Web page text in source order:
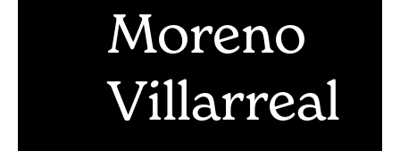
Moreno
Villarreal